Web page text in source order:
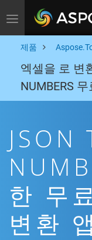
Toggle navigation
제품
엑셀을 로 변
NUMBERS
JSON
한 무
변환 앱